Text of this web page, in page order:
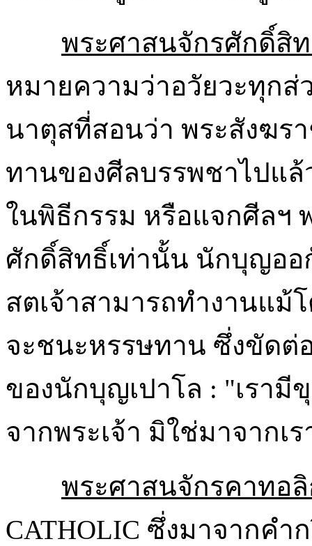
พระศาสนจักรศักดิ์สิ
หมายความว่าอวัยวะทุก
นาตุสที่สอนว่า พระสังฆร
ทานของศีลบรรพชาไปแล้
ในพิธีกรรม หรือแจกศีลฯ
ศักดิ์สิทธิ์เท่านั้น นักบุญออ
สตเจ้าสามารถทำงานแม้
จะชนะหรรษทาน ซึ่งขัดต่
ของนักบุญเปาโล : "เรามี
จากพระเจ้า มิใช่มาจากเร
พระศาสนจักรคาทอ
CATHOLIC ซึ่งมาจากคำ